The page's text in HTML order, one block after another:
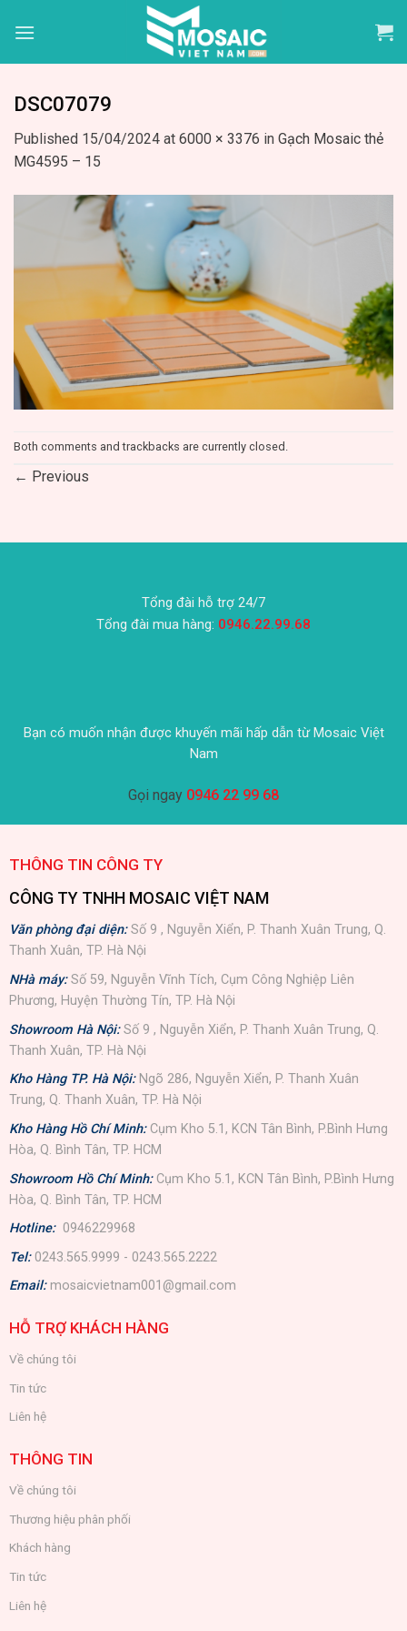
DSC07079
Published 15/04/2024 at 6000 × 3376 in Gạch Mosaic thẻ
MG4595 – 15
Both comments and trackbacks are currently closed.
← Previous
Tổng đài hỗ trợ 24/7
Tổng đài mua hàng: 0946.22.99.68
Bạn có muốn nhận được khuyến mãi hấp dẫn từ Mosaic Việt
Nam
Gọi ngay 0946 22 99 68
THÔNG TIN CÔNG TY
CÔNG TY TNHH MOSAIC VIỆT NAM
Văn phòng đại diện:Số 9 , Nguyễn Xiển, P. Thanh Xuân Trung, Q.
Thanh Xuân, TP. Hà Nội
NHà máy: Số 59, Nguyễn Vĩnh Tích, Cụm Công Nghiệp Liên
Phương, Huyện Thường Tín, TP. Hà Nội
Showroom Hà Nội: Số 9 , Nguyễn Xiển, P. Thanh Xuân Trung, Q.
Thanh Xuân, TP. Hà Nội
Kho Hàng TP. Hà Nội: Ngõ 286, Nguyễn Xiển, P. Thanh Xuân
Trung, Q. Thanh Xuân, TP. Hà Nội
Kho Hàng Hồ Chí Minh: Cụm Kho 5.1, KCN Tân Bình, P.Bình Hưng
Hòa, Q. Bình Tân, TP. HCM
Showroom Hồ Chí Minh: Cụm Kho 5.1, KCN Tân Bình, P.Bình Hưng
Hòa, Q. Bình Tân, TP. HCM
Hotline: 0946229968
Tel: 0243.565.9999 - 0243.565.2222
Email: mosaicvietnam001@gmail.com
HỖ TRỢ KHÁCH HÀNG
Về chúng tôi
Tin tức
Liên hệ
THÔNG TIN
Về chúng tôi
Thương hiệu phân phối
Khách hàng
Tin tức
Liên hệ